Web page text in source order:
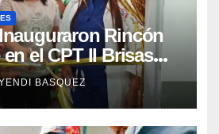
Rincón
el CPT II Brisas
​Inauguraron
BASQUEZ